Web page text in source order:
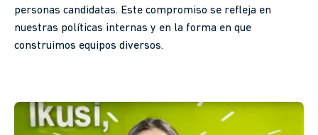
personas candidatas. Este compromiso se refleja en
nuestras políticas internas y en la forma en que
construimos equipos diversos.